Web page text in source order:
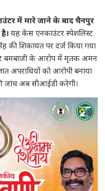
में मारे जाने के बाद चैनपुर
यह केस एनकाउंटर स्पेशलिस्ट
की शिकायत पर दर्ज किया गया
बमबाजी के आरोप में मृतक अमन
को आरोपी बनाया
जांच अब सीआईडी करेगी।